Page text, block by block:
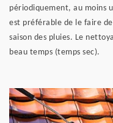
périodiquement, au moins
est préférable de le faire
saison des pluies. Le
beau temps (temps sec).